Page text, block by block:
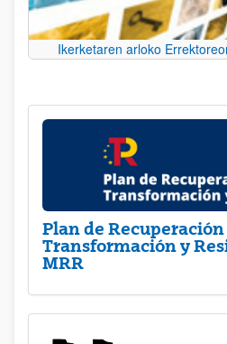
Ikerketaren arloko
Plan de Recuperación
Transformación y
MRR